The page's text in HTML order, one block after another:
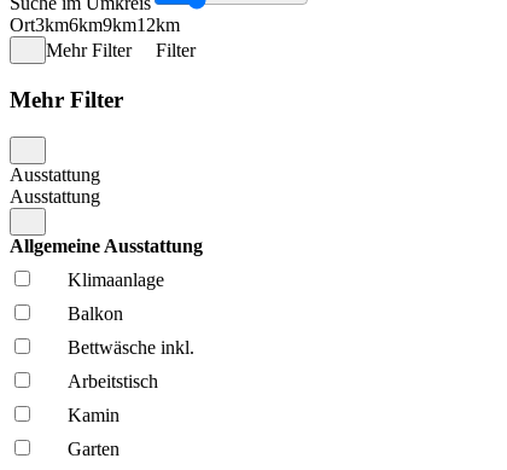
Ort3km6km9km12km
Mehr Filter
Filter
Mehr Filter
Ausstattung
Ausstattung
Allgemeine Ausstattung
Klima­anlage
Balkon
Bettwäsche inkl.
Arbeitstisch
Kamin
Garten